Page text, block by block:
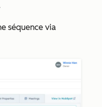
séquence via